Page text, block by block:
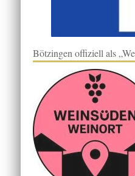
Bötzingen offiziell als